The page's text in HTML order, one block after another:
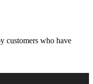
customers who have